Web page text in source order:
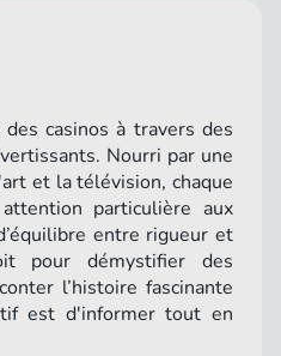
casinos à travers des
Nourri par une
et la télévision, chaque
particulière aux
entre rigueur et
pour démystifier des
l’histoire fascinante
est d'informer tout en